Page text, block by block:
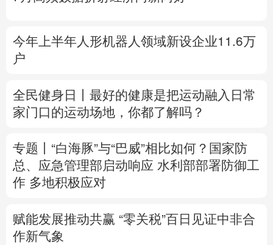
Português
今年上半年人形机器人领域新设企业11.6万
户
全民健身日丨 最好的健康是把运动融入日常
家门口的运动场地，你都了解吗？
专题丨 “白海豚”与“巴威”相比如何？ 国家防
总、应急管理部启动响应 水利部部署防御工
作 多地积极应对
赋能发展推动共赢 “零关税”百日见证中非合
作新气象